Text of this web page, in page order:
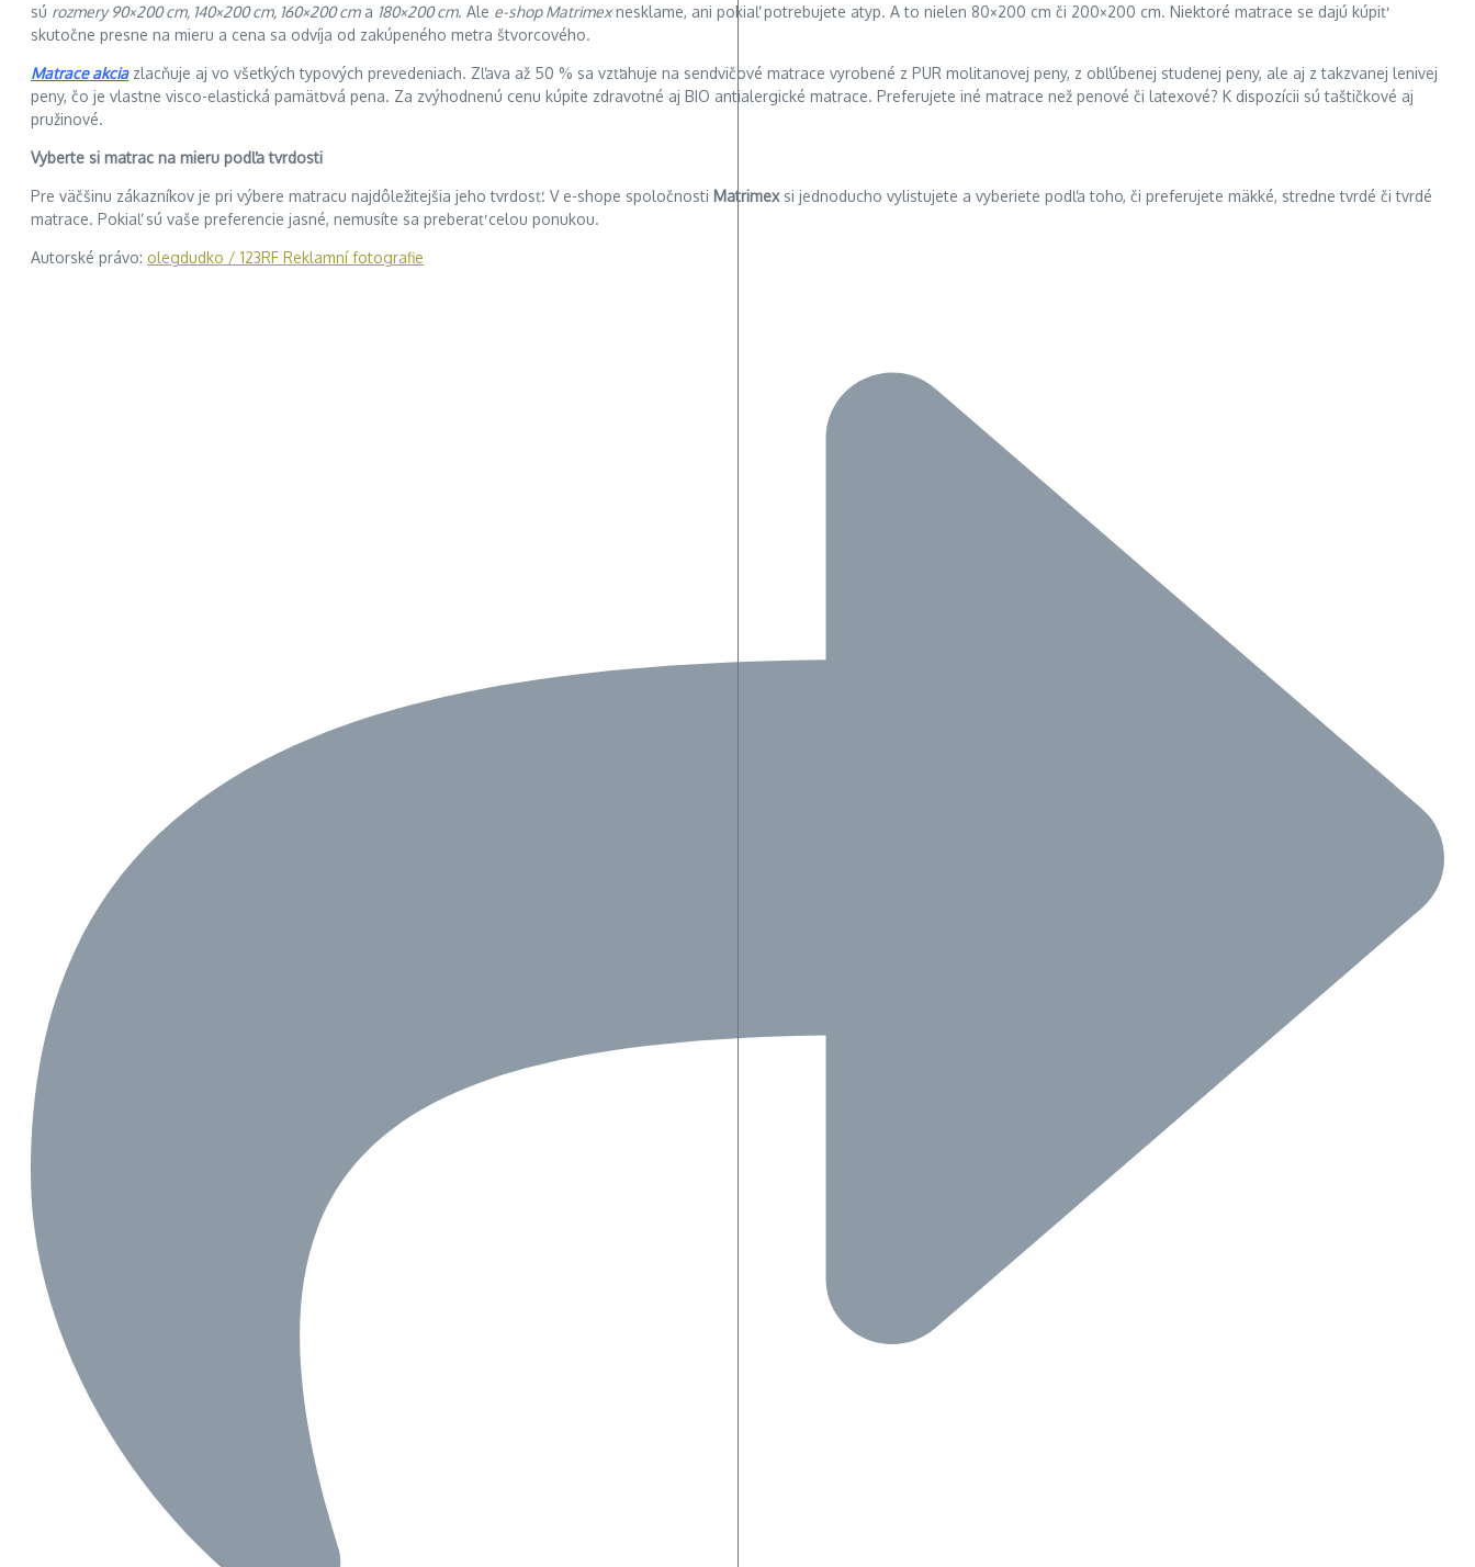
sú rozmery 90×200 cm, 140×200 cm, 160×200 cma 180×200 cm. Ale e-shop Matrimexnesklame, ani pokiaľ potrebujete atyp. A to nielen 80×200 cm či 200×200 cm. Niektoré matrace se dajú kúpiť
skutočne presne na mieru a cena sa odvíja od zakúpeného metra štvorcového.
Matrace akciazlacňuje aj vo všetkých typových prevedeniach. Zľava až 50 % sa vzťahuje na sendvičové matrace vyrobené z PUR molitanovej peny, z obľúbenej studenej peny, ale aj z takzvanej lenivej
peny, čo je vlastne visco-elastická pamäťová pena. Za zvýhodnenú cenu kúpite zdravotné aj BIO antialergické matrace. Preferujete iné matrace než penové či latexové? K dispozícii sú taštičkové aj
pružinové.
Vyberte si matrac na mieru podľa tvrdosti
Pre väčšinu zákazníkov je pri výbere matracu najdôležitejšia jeho tvrdosť. V e-shope spoločnosti Matrimexsi jednoducho vylistujete a vyberiete podľa toho, či preferujete mäkké, stredne tvrdé či tvrdé
matrace. Pokiaľ sú vaše preferencie jasné, nemusíte sa preberať celou ponukou.
Autorské právo: olegdudko / 123RF Reklamní fotografie